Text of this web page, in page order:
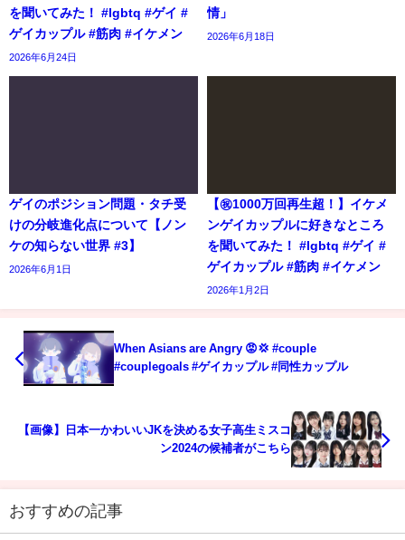
を聞いてみた！ #lgbtq #ゲイ #
ゲイカップル #筋肉 #イケメン
2026年6月24日
情」
2026年6月18日
ゲイのポジション問題・タチ受
けの分岐進化点について【ノン
ケの知らない世界 #3】
2026年6月1日
【㊗️1000万回再生超！】イケメ
ンゲイカップルに好きなところ
を聞いてみた！ #lgbtq #ゲイ #
ゲイカップル #筋肉 #イケメン
2026年1月2日
When Asians are Angry 😡💢 #couple
#couplegoals #ゲイカップル #同性カップル
【画像】日本一かわいいJKを決める女子高生ミスコ
ン2024の候補者がこちら
おすすめの記事